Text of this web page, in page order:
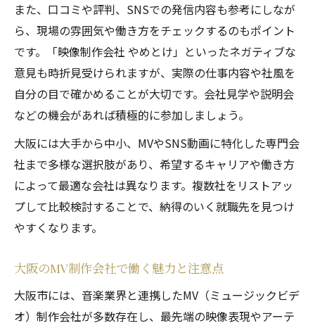
また、口コミや評判、SNSでの発信内容も参考にしなが
ら、現場の雰囲気や働き方をチェックするのもポイント
です。「映像制作会社 やめとけ」といったネガティブな
意見も時折見受けられますが、実際の仕事内容や社風を
自分の目で確かめることが大切です。会社見学や説明会
などの機会があれば積極的に参加しましょう。
大阪には大手から中小、MVやSNS動画に特化した専門会
社まで多様な選択肢があり、希望するキャリアや働き方
によって最適な会社は異なります。複数社をリストアッ
プして比較検討することで、納得のいく就職先を見つけ
やすくなります。
大阪のMV制作会社で働く魅力と注意点
大阪市には、音楽業界と連携したMV（ミュージックビデ
オ）制作会社が多数存在し、最先端の映像表現やアーテ